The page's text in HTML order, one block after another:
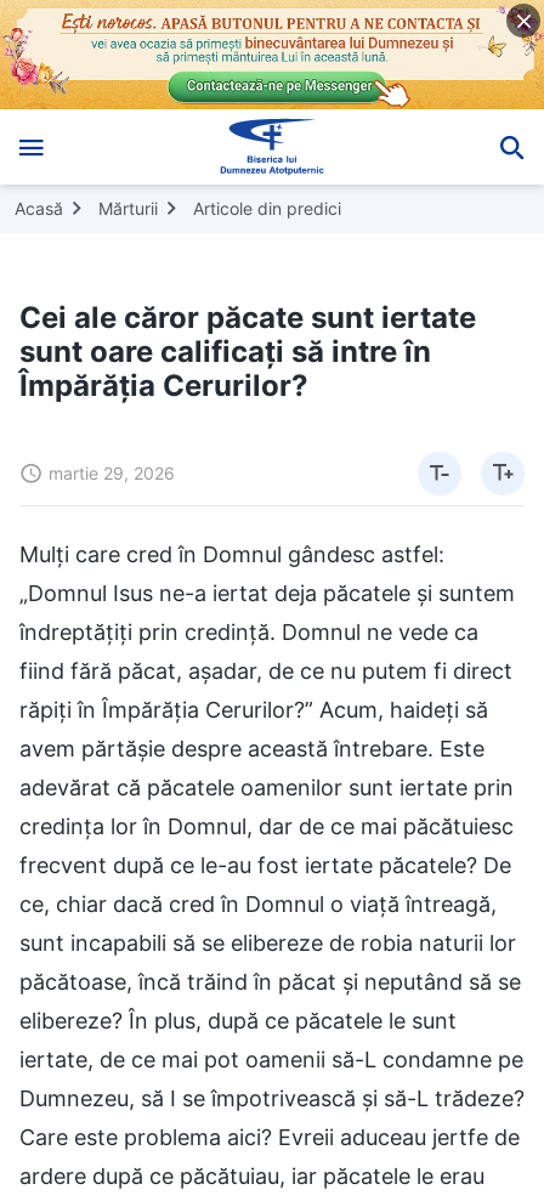
Acasă Mărturii Articole din predici
Cei ale căror păcate sunt iertate
sunt oare calificați să intre în
Împărăția Cerurilor?
martie 29, 2026
Mulți care cred în Domnul gândesc astfel:
„Domnul Isus ne-a iertat deja păcatele și suntem
îndreptățiți prin credință. Domnul ne vede ca
fiind fără păcat, așadar, de ce nu putem fi direct
răpiți în Împărăția Cerurilor?” Acum, haideți să
avem părtășie despre această întrebare. Este
adevărat că păcatele oamenilor sunt iertate prin
credința lor în Domnul, dar de ce mai păcătuiesc
frecvent după ce le-au fost iertate păcatele? De
ce, chiar dacă cred în Domnul o viață întreagă,
sunt incapabili să se elibereze de robia naturii lor
păcătoase, încă trăind în păcat și neputând să se
elibereze? În plus, după ce păcatele le sunt
iertate, de ce mai pot oamenii să-L condamne pe
Dumnezeu, să I se împotrivească și să-L trădeze?
Care este problema aici? Evreii aduceau jertfe de
ardere după ce păcătuiau, iar păcatele le erau